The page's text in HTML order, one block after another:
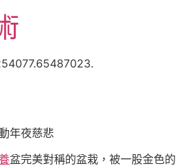
年夜慈悲
盆完美對稱的盆栽，被一股金色的